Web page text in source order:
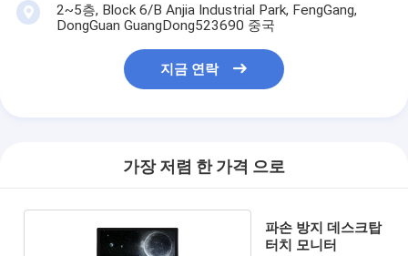
2~5층, Block 6/B Anjia Industrial Park, FengGang,
DongGuan GuangDong523690 중국
지금 연락
가장 저렴 한 가격 으로
파손 방지 데스크탑
터치 모니터